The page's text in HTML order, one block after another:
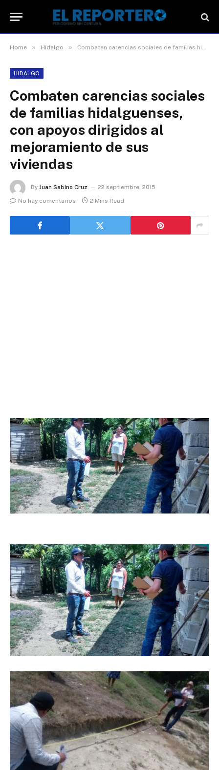
Home » Hidalgo » Combaten carencias sociales de familias hidalguenses, con apoyos dirigidos al mejoramiento de sus viviendas
HIDALGO
Combaten carencias sociales
de familias hidalguenses,
con apoyos dirigidos al
mejoramiento de sus
viviendas
By Juan Sabino Cruz
22 septiembre, 2015
No hay comentarios
2 Mins Read